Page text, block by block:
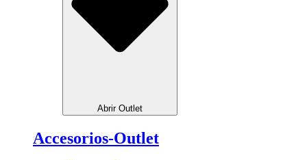
Abrir Outlet
Accesorios-Outlet